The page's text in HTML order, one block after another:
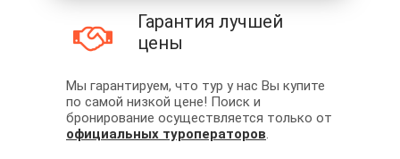
Гарантия лучшей
цены
Мы гарантируем, что тур у нас Вы купите
по самой низкой цене! Поиск и
бронирование осуществляется только от
официальных туроператоров.